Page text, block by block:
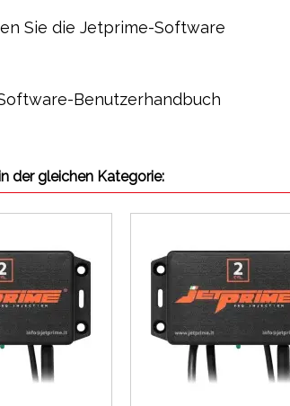
Sie die Jetprime-Software
Benutzerhandbuch
der gleichen Kategorie: